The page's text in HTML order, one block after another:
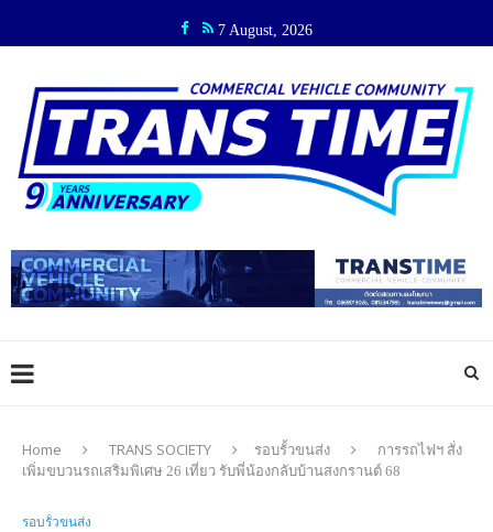
7 August, 2026
Home TRANS SOCIETY รอบรั้วขนส่ง
การรถไฟฯ สั่ง
เพิ่มขบวนรถเสริมพิเศษ 26 เที่ยว รับพี่น้องกลับบ้านสงกรานต์ 68
รอบรั้วขนส่ง